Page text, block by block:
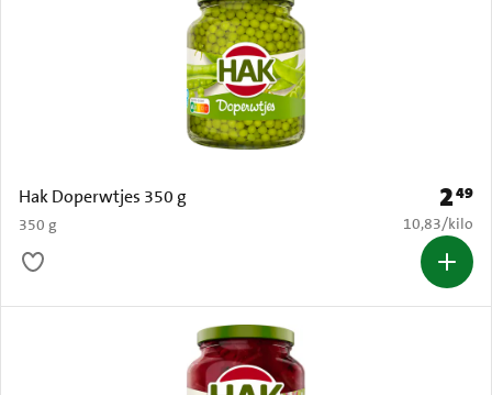
Hak Doperwtjes 350 g
350 g
Prijs:
249
€ 10,83 per
10,83/kilo